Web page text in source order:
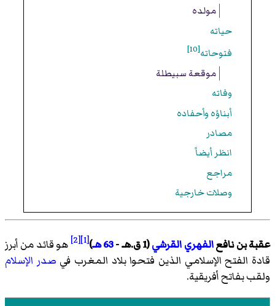
مولده
حياته
فتوحاته[10]
موقعة سبيطلة
وفاته
أبناؤه وأحفاده
مصادر
انظر أيضاً
مراجع
وصلات خارجية
عقبة بن نافعالفهريالقرشي(1 ق.هـ - 63 هـ )
[1]
[2]
هو قائد من أبرز
قادة الفتح الإسلامي الذين فتحوا بلاد المغرب في صدر الإسلام
ولقب بفاتح أفريقية.